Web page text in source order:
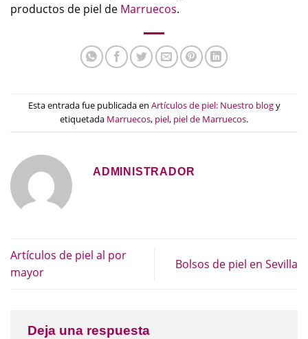
productos de piel de Marruecos.
Esta entrada fue publicada en Artículos de piel: Nuestro blogy
etiquetada Marruecos, piel, piel de Marruecos.
ADMINISTRADOR
Artículos de piel al por
mayor
Bolsos de piel en Sevilla
Deja una respuesta